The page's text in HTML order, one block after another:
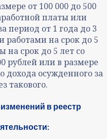
от 100 000 до 500
платы или
период от 1 года до 3
на срок до 5
на срок до 5 лет со
рублей или в размере
дохода осужденного за
такового.
в реестр